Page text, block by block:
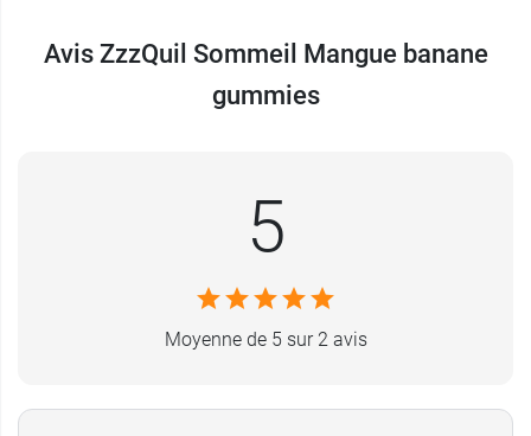
Avis ZzzQuil Sommeil Mangue banane
gummies
5
Moyenne de 5 sur 2 avis